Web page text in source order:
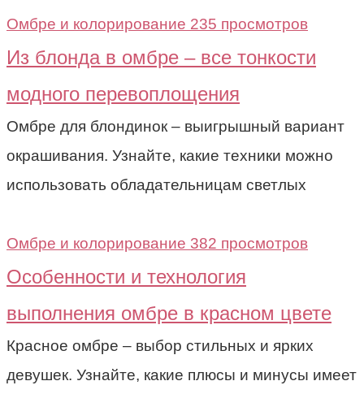
Омбре и колорирование 235 просмотров
Из блонда в омбре – все тонкости
модного перевоплощения
Омбре для блондинок – выигрышный вариант
окрашивания. Узнайте, какие техники можно
использовать обладательницам светлых
Омбре и колорирование 382 просмотров
Особенности и технология
выполнения омбре в красном цвете
Красное омбре – выбор стильных и ярких
девушек. Узнайте, какие плюсы и минусы имеет